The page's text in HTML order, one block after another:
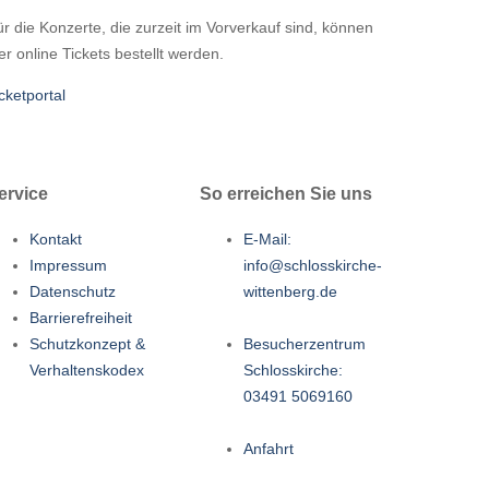
die Konzerte, die zurzeit im Vorverkauf sind, können
online Tickets bestellt werden.
Kontakt
Impressum
Datenschutz
Barrierefreiheit
Schutzkonzept &
Verhaltenskodex
So erreichen Sie uns
E-Mail:
info@schlosskirche-
wittenberg.de
Besucherzentrum
Schlosskirche:
03491 5069160
Anfahrt